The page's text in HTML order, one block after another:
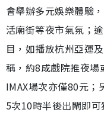
會舉辦多元娛樂體驗
活廟街等夜市氣氛；
目，如播放杭州亞運
稱，約8成戲院推夜場
IMAX場次亦僅80元；
5次10時半後出閘即